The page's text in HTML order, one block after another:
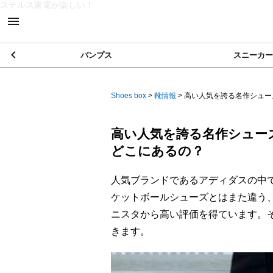
ステルス家電が楽しい！
パンプス スニーカー
Shoes box > 靴情報 > 高い人気を誇る名作シュ
高い人気を誇る名作シュ
どこにあるの？
人気ブランドであるアディダスの
ケットボールシューズとはまた違う
ニスタから高い評価を得ています。
きます。